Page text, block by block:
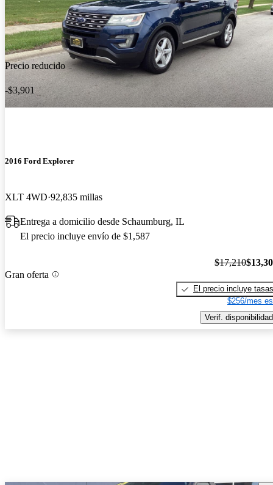
Precio reducido
-$3,901
2016 Ford Explorer
XLT 4WD 92,835 millas
Entrega a domicilio desde Schaumburg, IL
El precio incluye envío de $1,587
Gran oferta
$17,210
El precio incluye tasas
$256/mes
Verif. disponibilidad